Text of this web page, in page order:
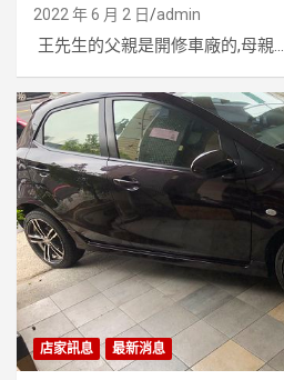
2022 年 6 月 2 日 admin
王先生的父親是開修車廠的,母親...
店家訊息 最新消息